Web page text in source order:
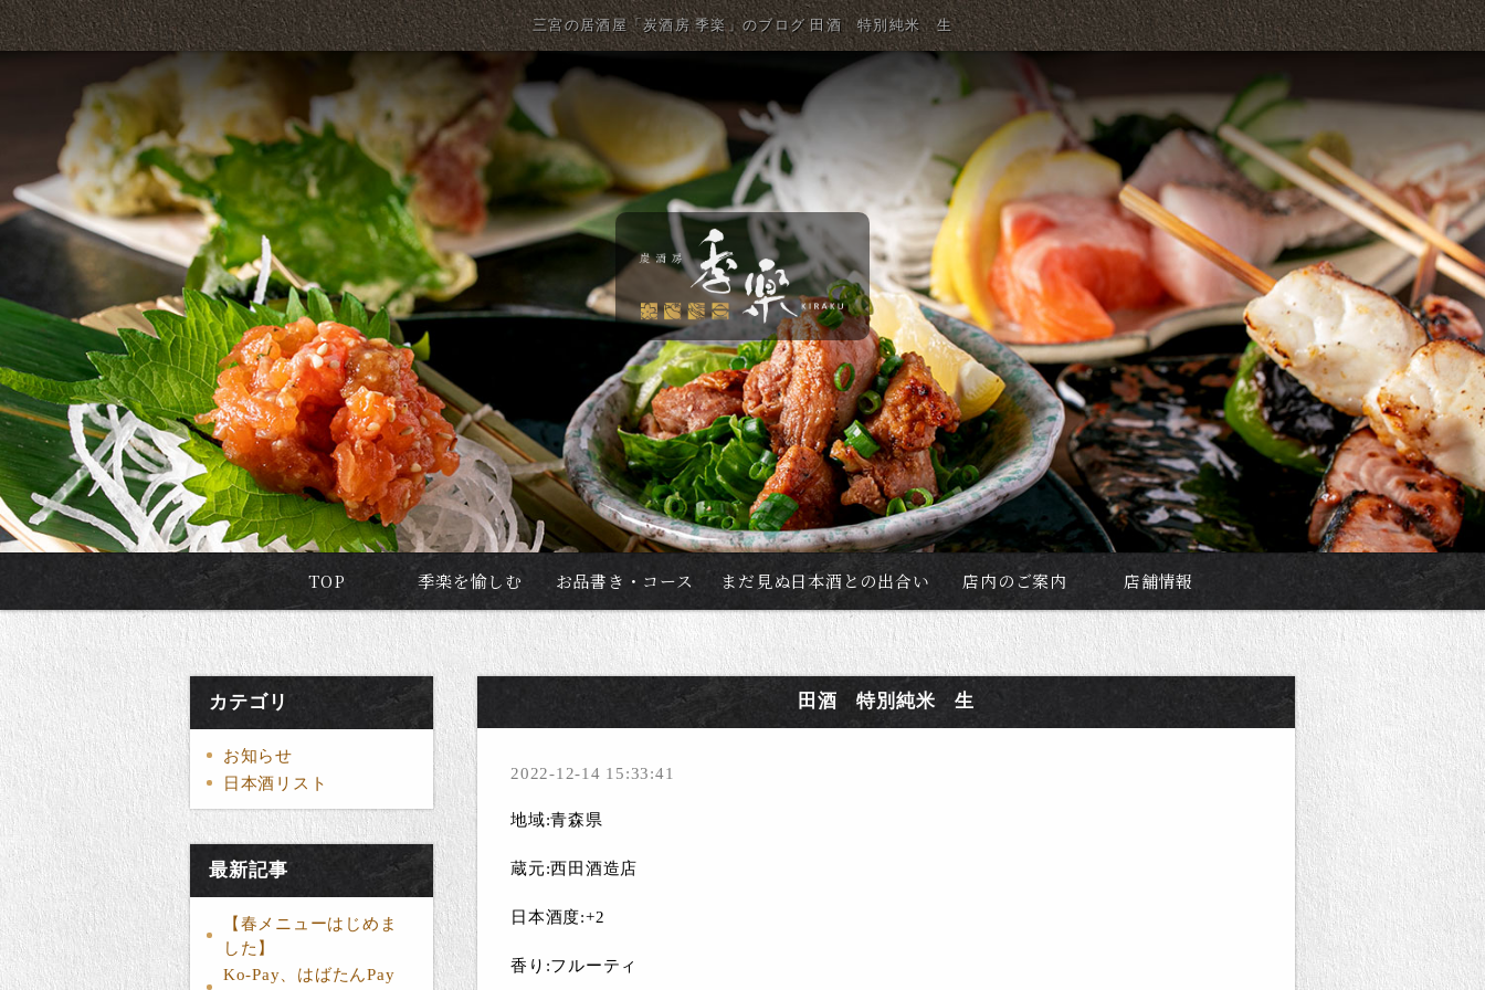
三宮の居酒屋「炭酒房 季楽」のブログ 田酒 特別純米 生
TOP 季楽を愉しむ お品書き・コース まだ見ぬ日本酒との出合い 店内のご案内 店舗情報
カテゴリ
お知らせ
日本酒リスト
最新記事
【春メニューはじめま
した】
Ko-Pay、はばたんPay
田酒 特別純米 生
2022-12-14 15:33:41
地域:青森県
蔵元:西田酒造店
日本酒度:+2
香り:フルーティ